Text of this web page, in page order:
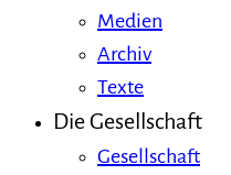
Medien
Archiv
Texte
Die Gesellschaft
Gesellschaft